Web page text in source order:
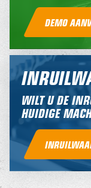
DEMO
WILT U DE
HUIDIGE